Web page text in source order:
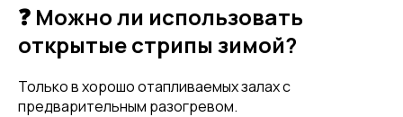
❓ Можно ли использовать
открытые стрипы зимой?
Только в хорошо отапливаемых залах с
предварительным разогревом.